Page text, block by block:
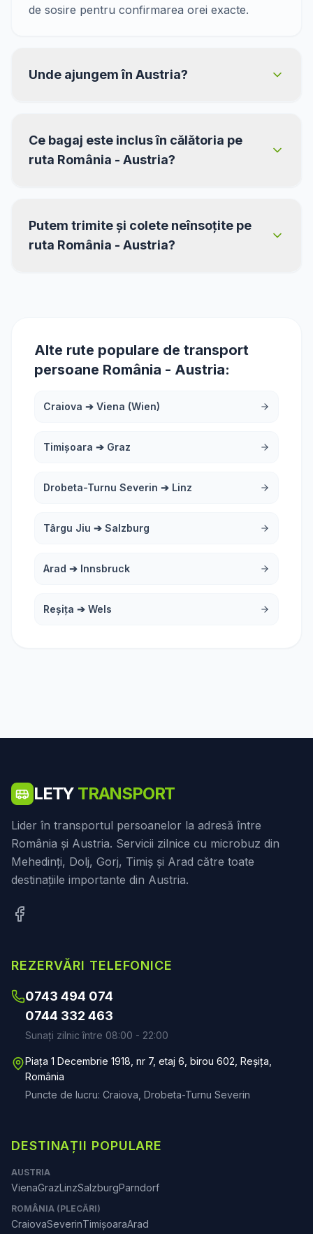
de sosire pentru confirmarea orei exacte.
Unde ajungem în Austria?
Ce bagaj este inclus în călătoria pe
ruta România - Austria?
Putem trimite și colete neînsoțite pe
ruta România - Austria?
Alte rute populare de transport
persoane România - Austria:
Craiova ➔ Viena (Wien)
Timișoara ➔ Graz
Drobeta-Turnu Severin ➔ Linz
Târgu Jiu ➔ Salzburg
Arad ➔ Innsbruck
Reșița ➔ Wels
LETY TRANSPORT
Lider în transportul persoanelor la adresă între
România și Austria. Servicii zilnice cu microbuz din
Mehedinți, Dolj, Gorj, Timiș și Arad către toate
destinațiile importante din Austria.
REZERVĂRI TELEFONICE
0743 494 074
0744 332 463
Sunați zilnic între 08:00 - 22:00
Piața 1 Decembrie 1918, nr 7, etaj 6, birou 602, Reșița,
România
Puncte de lucru: Craiova, Drobeta-Turnu Severin
DESTINAȚII POPULARE
AUSTRIA
VienaGrazLinzSalzburgParndorf
ROMÂNIA (PLECĂRI)
CraiovaSeverinTimișoaraArad